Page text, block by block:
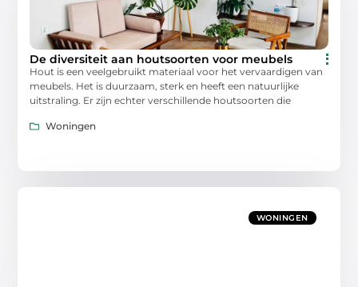
De diversiteit aan houtsoorten voor meubels
Hout is een veelgebruikt materiaal voor het vervaardigen van
meubels. Het is duurzaam, sterk en heeft een natuurlijke
uitstraling. Er zijn echter verschillende houtsoorten die
Woningen
WONINGEN